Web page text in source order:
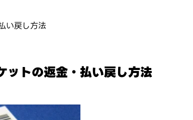
い戻し方法
ットの返金・払い戻し方法